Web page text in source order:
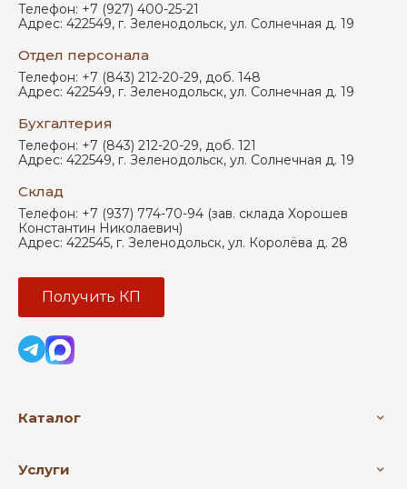
Телефон: +7 (927) 400-25-21
Адрес: 422549, г. Зеленодольск, ул. Солнечная д. 19
Отдел персонала
Телефон: +7 (843) 212-20-29, доб. 148
Адрес: 422549, г. Зеленодольск, ул. Солнечная д. 19
Бухгалтерия
Телефон: +7 (843) 212-20-29, доб. 121
Адрес: 422549, г. Зеленодольск, ул. Солнечная д. 19
Склад
Телефон: +7 (937) 774-70-94 (зав. склада Хорошев
Константин Николаевич)
Адрес: 422545, г. Зеленодольск, ул. Королёва д. 28
Получить КП
Каталог
Услуги